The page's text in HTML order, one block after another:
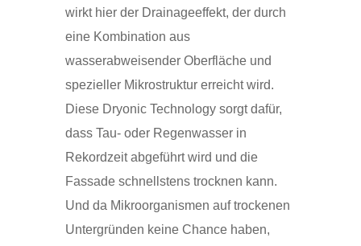
wirkt hier der Drainageeffekt, der durch
eine Kombination aus
wasserabweisender Oberfläche und
spezieller Mikrostruktur erreicht wird.
Diese Dryonic Technology sorgt dafür,
dass Tau- oder Regenwasser in
Rekordzeit abgeführt wird und die
Fassade schnellstens trocknen kann.
Und da Mikroorganismen auf trockenen
Untergründen keine Chance haben,